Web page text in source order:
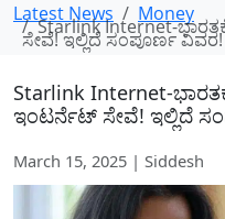
Latest News Money
Starlink Internet-
ಸೇವೆ! ಇಲ್ಲಿದೆ ಸಂಪೂರ್ಣ ವಿವರ!
Starlink Internet-
ಇಂಟರ್ನೆಟ್ ಸೇವೆ! ಇಲ್ಲಿದೆ
March 15, 2025 | Siddesh